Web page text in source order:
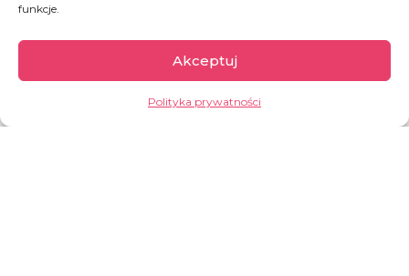
funkcje.
Akceptuj
Polityka prywatności
wywołała ogromny kryzys humanitarny. 6,8
miliona osób uciekło z Ukrainy, a życie milionów